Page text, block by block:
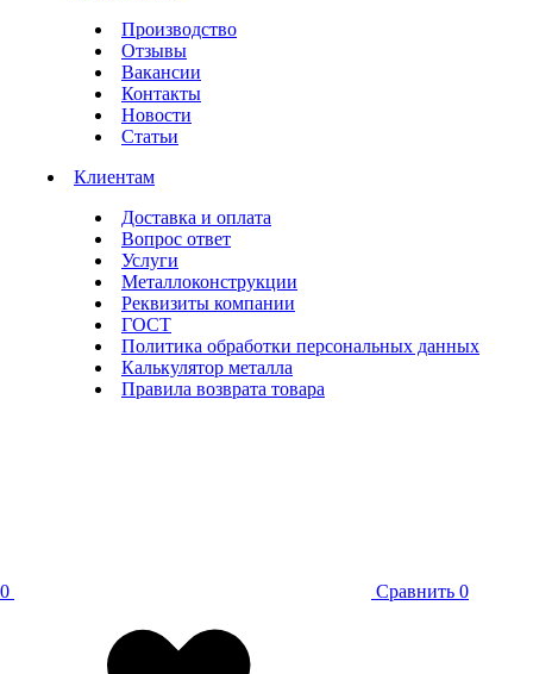
Производство
Отзывы
Вакансии
Контакты
Новости
Статьи
Клиентам
Доставка и оплата
Вопрос ответ
Услуги
Металлоконструкции
Реквизиты компании
ГОСТ
Политика обработки персональных данных
Калькулятор металла
Правила возврата товара
0 Сравнить 0